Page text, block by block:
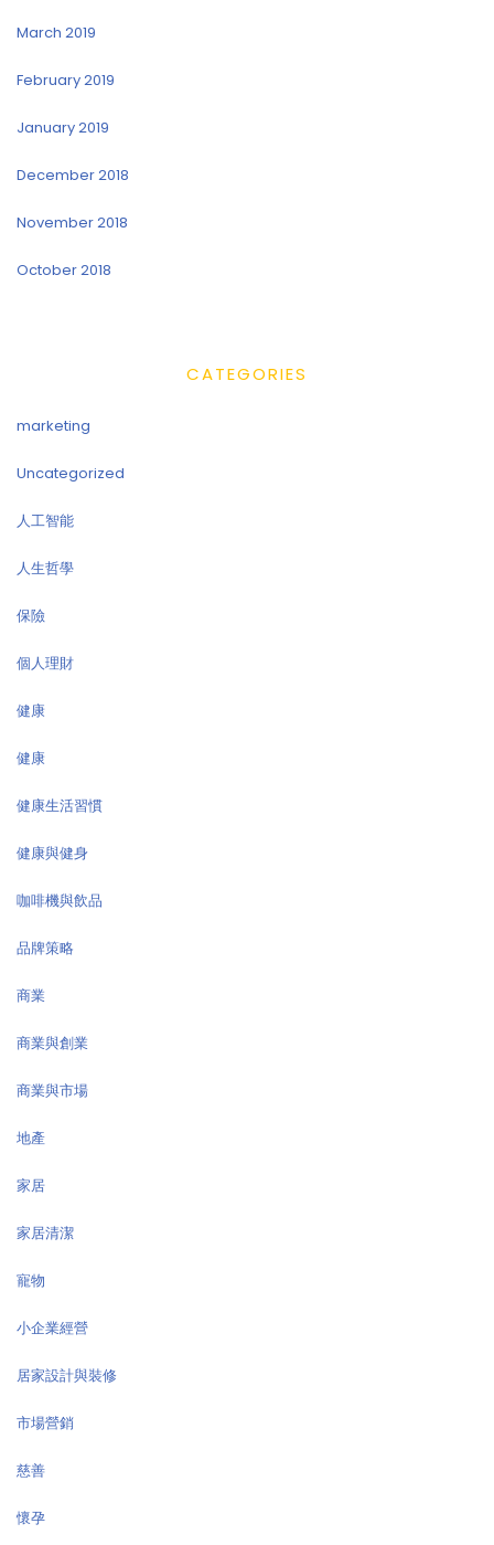
March 2019
February 2019
January 2019
December 2018
November 2018
October 2018
CATEGORIES
marketing
Uncategorized
人工智能
人生哲學
保險
個人理財
健康
健康
健康生活習慣
健康與健身
咖啡機與飲品
品牌策略
商業
商業與創業
商業與市場
地產
家居
家居清潔
寵物
小企業經營
居家設計與裝修
市場營銷
慈善
懷孕